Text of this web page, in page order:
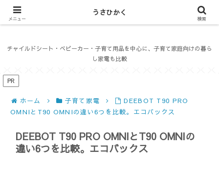
うさひかく
チャイルドシート・ベビーカー・子育て用品を中心に、子育て家庭向けの暮ら
し家電も比較
PR
ホーム 子育て家電
DEEBOT T90 PRO
OMNIとT90 OMNIの違い6つを比較。エコバックス
DEEBOT T90 PRO OMNIとT90 OMNIの
違い6つを比較。エコバックス
メニュー
うさひかく
検索